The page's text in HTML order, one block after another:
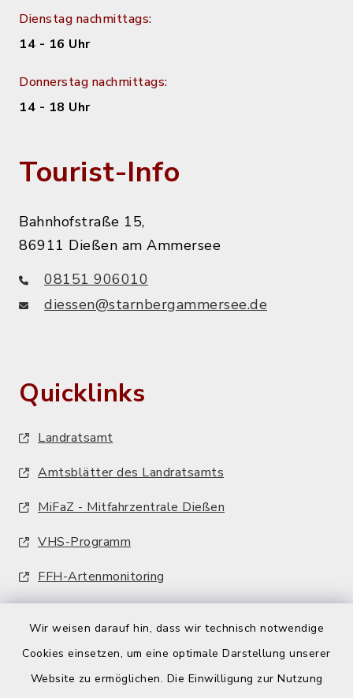
Wir weisen darauf hin, dass wir technisch notwendige
Cookies einsetzen, um eine optimale Darstellung unserer
Website zu ermöglichen. Die Einwilligung zur Nutzung
Dienstag nachmittags:
14 - 16 Uhr
Donnerstag nachmittags:
14 - 18 Uhr
Tourist-Info
Bahnhofstraße 15,
86911 Dießen am Ammersee
08151 906010
diessen@starnbergammersee.de
Quicklinks
Landratsamt
Amtsblätter des Landratsamts
MiFaZ - Mitfahrzentrale Dießen
VHS-Programm
FFH-Artenmonitoring